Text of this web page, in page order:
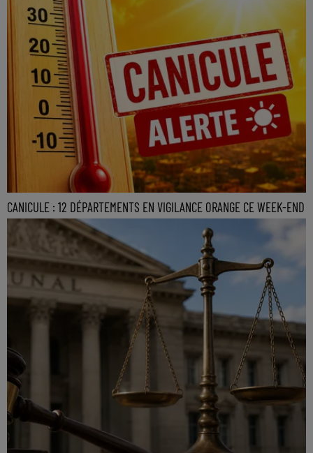
CANICULE : 12 DÉPARTEMENTS EN VIGILANCE ORANGE CE WEEK-END